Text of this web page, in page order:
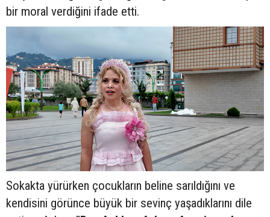
bir moral verdiğini ifade etti.
Sokakta yürürken çocukların beline sarıldığını ve
kendisini görünce büyük bir sevinç yaşadıklarını dile